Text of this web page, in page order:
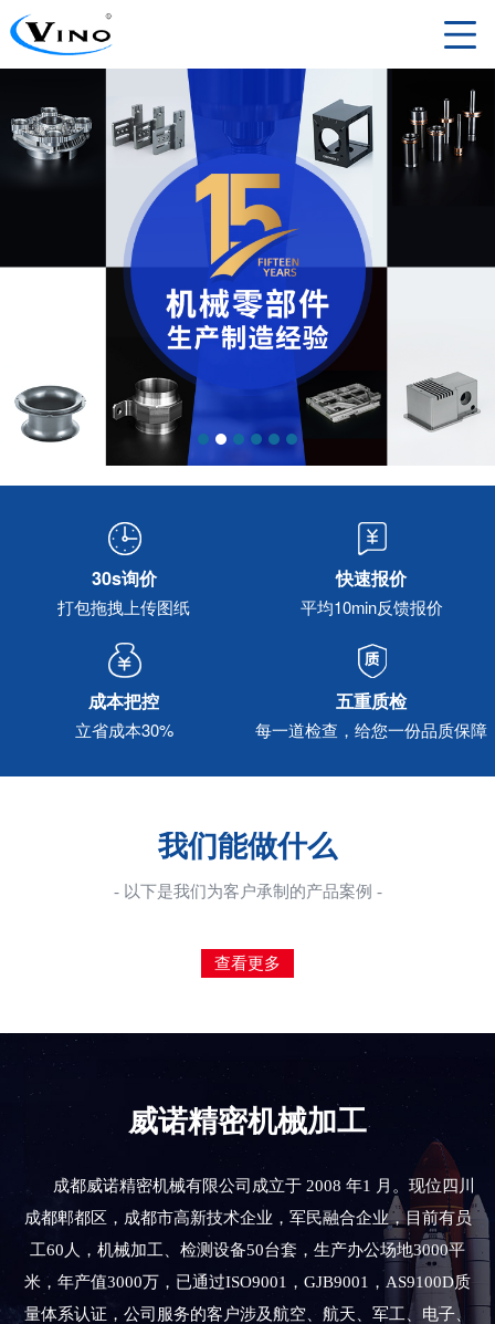
30s询价
打包拖拽上传图纸
快速报价
平均10min反馈报价
成本把控
立省成本30%
五重质检
每一道检查，给您一份品质保障
我们能做什么
- 以下是我们为客户承制的产品案例 -
查看更多
威诺精密机械加工
成都威诺精密机械有限公司成立于 2008 年1 月。现位四川
成都郫都区，成都市高新技术企业，军民融合企业，目前有员
工60人，机械加工、检测设备50台套，生产办公场地3000平
米，年产值3000万，已通过ISO9001，GJB9001，AS9100D质
量体系认证，公司服务的客户涉及航空、航天、军工、电子、